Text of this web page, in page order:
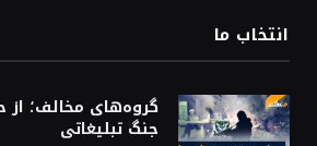
انتخاب ما
گروه‌های مخالف؛ از
جنگ تبلیغاتی